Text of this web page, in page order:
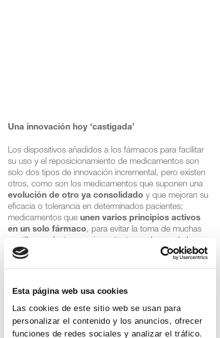
Esta página web usa cookies
Las cookies de este sitio web se usan para
personalizar el contenido y los anuncios, ofrecer
funciones de redes sociales y analizar el tráfico.
Una innovación hoy ‘castigada’
Los dispositivos añadidos a los fármacos para facilitar
su uso y el reposicionamiento de medicamentos son
solo dos tipos de innovación incremental, pero existen
otros, como son los medicamentos que suponen una
evolución de otro ya consolidado y que mejoran su
eficacia o tolerancia en determinados pacientes;
medicamentos que unen varios principios activos
en un solo fármaco, para evitar la toma de muchas
mayores polimedicados; medicamentos que
medicamentos que incorporan
para mejorar su control y seguimiento. Dichas
innovaciones tambiénse ven castigadas con la
regulación actual, recordó.